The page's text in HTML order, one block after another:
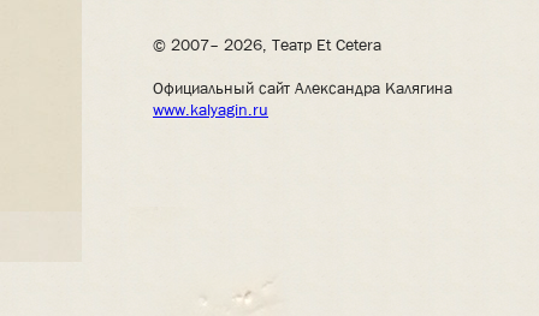
© 2007– 2026, Театр Et Cetera
Официальный сайт Александра Калягина
www.kalyagin.ru